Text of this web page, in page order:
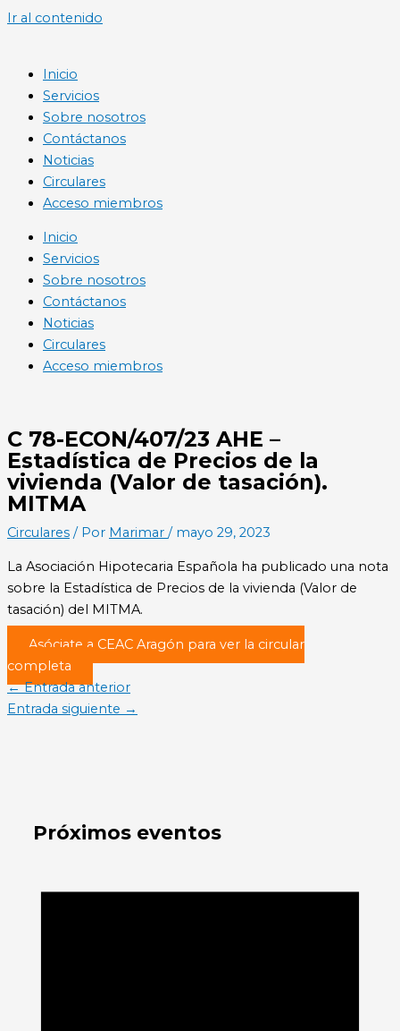
Ir al contenido
Inicio
Servicios
Sobre nosotros
Contáctanos
Noticias
Circulares
Acceso miembros
Inicio
Servicios
Sobre nosotros
Contáctanos
Noticias
Circulares
Acceso miembros
C 78-ECON/407/23 AHE –
Estadística de Precios de la
vivienda (Valor de tasación).
MITMA
Circulares / Por Marimar / mayo 29, 2023
La Asociación Hipotecaria Española ha publicado una nota
sobre la Estadística de Precios de la vivienda (Valor de
tasación) del MITMA.
Asóciate a CEAC Aragón para ver la circular
completa
←Entrada anterior
Entrada siguiente →
Próximos eventos